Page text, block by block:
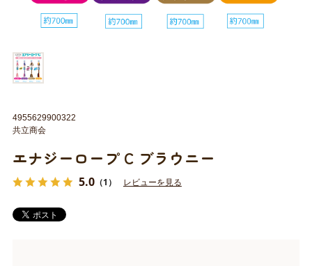
エナジーロープ C ブラウニー
5.0（1） レビューを見る
4955629900322
共立商会